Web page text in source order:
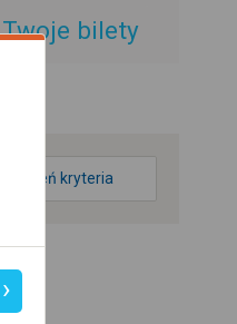
Twoje bilety
zmień kryteria